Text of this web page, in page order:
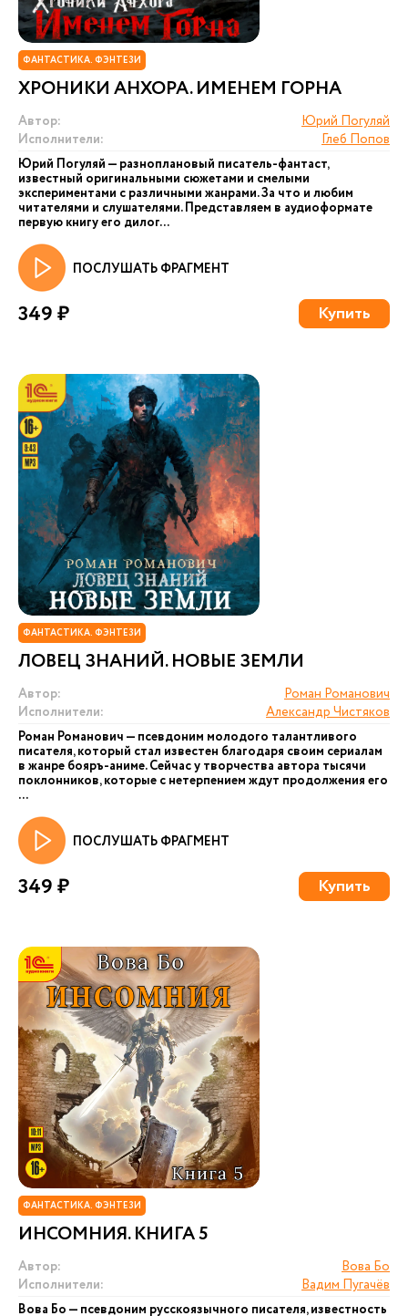
ФАНТАСТИКА. ФЭНТЕЗИ
ХРОНИКИ АНХОРА. ИМЕНЕМ ГОРНА
Автор:
Юрий Погуляй
Исполнители:
Глеб Попов
Юрий Погуляй — разноплановый писатель-фантаст,
известный оригинальными сюжетами и смелыми
экспериментами с различными жанрами. За что и любим
читателями и слушателями. Представляем в аудиоформате
первую книгу его дилог...
ПОСЛУШАТЬ ФРАГМЕНТ
349 ₽ Купить
ФАНТАСТИКА. ФЭНТЕЗИ
ЛОВЕЦ ЗНАНИЙ. НОВЫЕ ЗЕМЛИ
Автор:
Роман Романович
Исполнители:
Александр Чистяков
Роман Романович — псевдоним молодого талантливого
писателя, который стал известен благодаря своим сериалам
в жанре бояръ-аниме. Сейчас у творчества автора тысячи
поклонников, которые с нетерпением ждут продолжения его
...
ПОСЛУШАТЬ ФРАГМЕНТ
349 ₽ Купить
ФАНТАСТИКА. ФЭНТЕЗИ
ИНСОМНИЯ. КНИГА 5
Автор:
Вова Бо
Исполнители:
Вадим Пугачёв
Вова Бо — псевдоним русскоязычного писателя, известность